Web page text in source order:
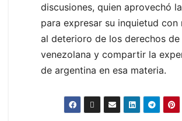
discusiones, quien aprovechó
para expresar su inquietud con
al deterioro de los derechos de
venezolana y compartir la
de argentina en esa materia.